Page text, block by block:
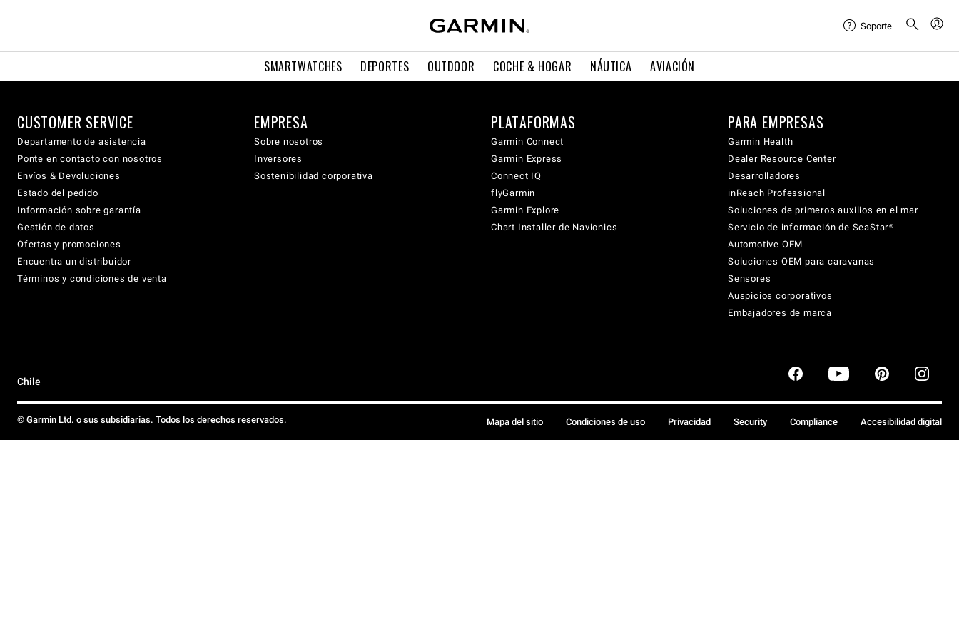
SMARTWATCHES DEPORTES OUTDOOR COCHE & HOGAR NÁUTICA AVIACIÓN
Soporte
CUSTOMER SERVICE
Departamento de asistencia
Ponte en contacto con nosotros
Envíos & Devoluciones
Estado del pedido
Información sobre garantía
Gestión de datos
Ofertas y promociones
Encuentra un distribuidor
Términos y condiciones de venta
EMPRESA
Sobre nosotros
Inversores
Sostenibilidad corporativa
PLATAFORMAS
Garmin Connect
Garmin Express
Connect IQ
flyGarmin
Garmin Explore
Chart Installer de Navionics
PARA EMPRESAS
Garmin Health
Dealer Resource Center
Desarrolladores
inReach Professional
Soluciones de primeros auxilios en el mar
Servicio de información de SeaStar®
Automotive OEM
Soluciones OEM para caravanas
Sensores
Auspicios corporativos
Embajadores de marca
Chile
© Garmin Ltd. o sus subsidiarias. Todos los derechos reservados. Mapa del sitio Condiciones de uso Privacidad Security Compliance Accesibilidad digital